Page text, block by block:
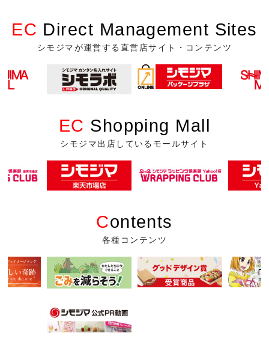
EC Direct Management Sites
シモジマが運営する直営店サイト・コンテンツ
EC Shopping Mall
シモジマ出店しているモールサイト
Contents
各種コンテンツ